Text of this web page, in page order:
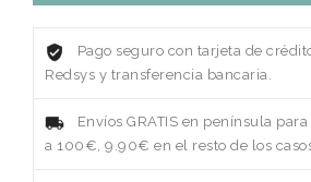
Pago seguro con tarjeta de
Redsys y transferencia bancaria.
Envíos GRATIS en península
a 100€, 9.90€ en el resto de los